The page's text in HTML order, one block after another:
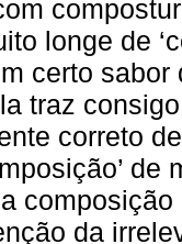
longe de
certo
traz
correto
da